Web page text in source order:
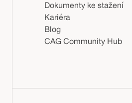
Dokumenty ke stažení
Kariéra
Blog
CAG Community Hub